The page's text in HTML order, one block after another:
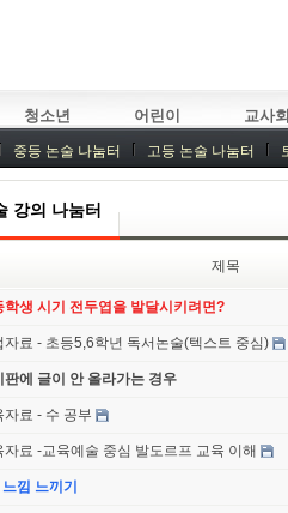
청소년 어린이 교사
중등 논술 나눔터 고등 논술 나눔터
논술 강사 기획회의 외부강좌
강의 나눔터
제목
학생 시기 전두엽을 발달시키려면?
자료 - 초등5,6학년 독서논술(텍스트 중심)
판에 글이 안 올라가는 경우
자료 - 수 공부
자료 -교육예술 중심 발도르프 교육 이해
낌 느끼기